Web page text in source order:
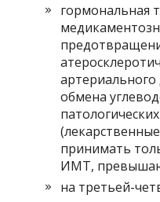
гормональная
обмена
принимать
ИМТ,
на третьей-